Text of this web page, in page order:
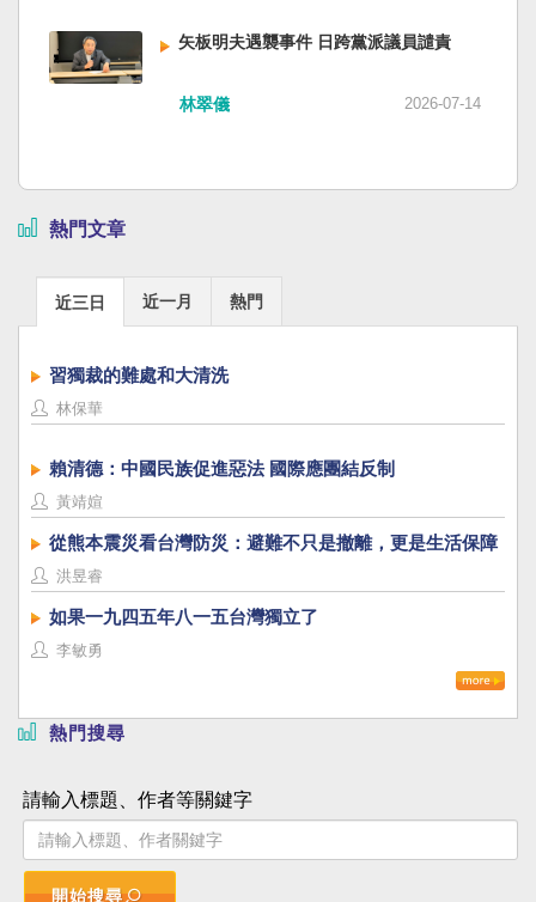
矢板明夫遇襲事件 日跨黨派議員譴責
林翠儀 2026-07-14
熱門文章
近三日 近一月 熱門
習獨裁的難處和大清洗
林保華
賴清德：中國民族促進惡法 國際應團結反制
黃靖媗
從熊本震災看台灣防災：避難不只是撤離，更是生活保障
洪昱睿
如果一九四五年八一五台灣獨立了
李敏勇
熱門搜尋
請輸入標題、作者等關鍵字
開始搜尋